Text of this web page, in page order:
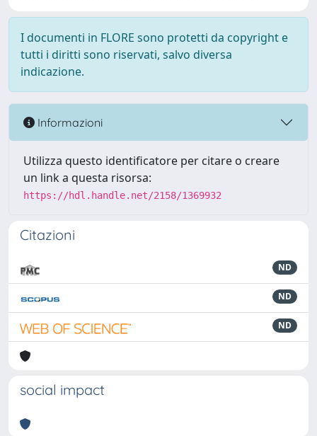
I documenti in FLORE sono protetti da copyright e
tutti i diritti sono riservati, salvo diversa
indicazione.
Informazioni
Utilizza questo identificatore per citare o creare
un link a questa risorsa:
https://hdl.handle.net/2158/1369932
Citazioni
ND
ND
ND
social impact